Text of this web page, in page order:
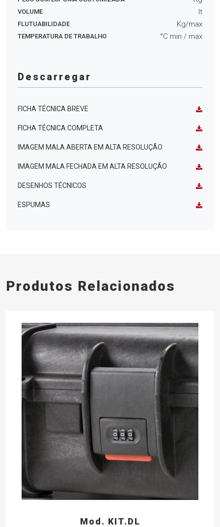
VOLUME lt
FLUTUABILIDADE Kg/max
TEMPERATURA DE TRABALHO °C min / max
Descarregar
FICHA TÉCNICA BREVE
FICHA TÉCNICA COMPLETA
IMAGEM MALA ABERTA EM ALTA RESOLUÇÃO
IMAGEM MALA FECHADA EM ALTA RESOLUÇÃO
DESENHOS TÉCNICOS
ESPUMAS
Produtos Relacionados
Mod. KIT.DL